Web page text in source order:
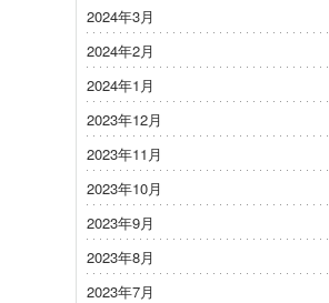
2024年3月
2024年2月
2024年1月
2023年12月
2023年11月
2023年10月
2023年9月
2023年8月
2023年7月